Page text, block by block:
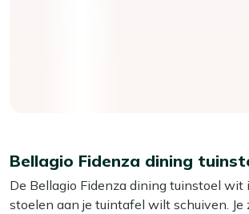
Bellagio Fidenza dining
De Bellagio Fidenza dining tuinstoel
stoelen aan je tuintafel wilt schuiven.